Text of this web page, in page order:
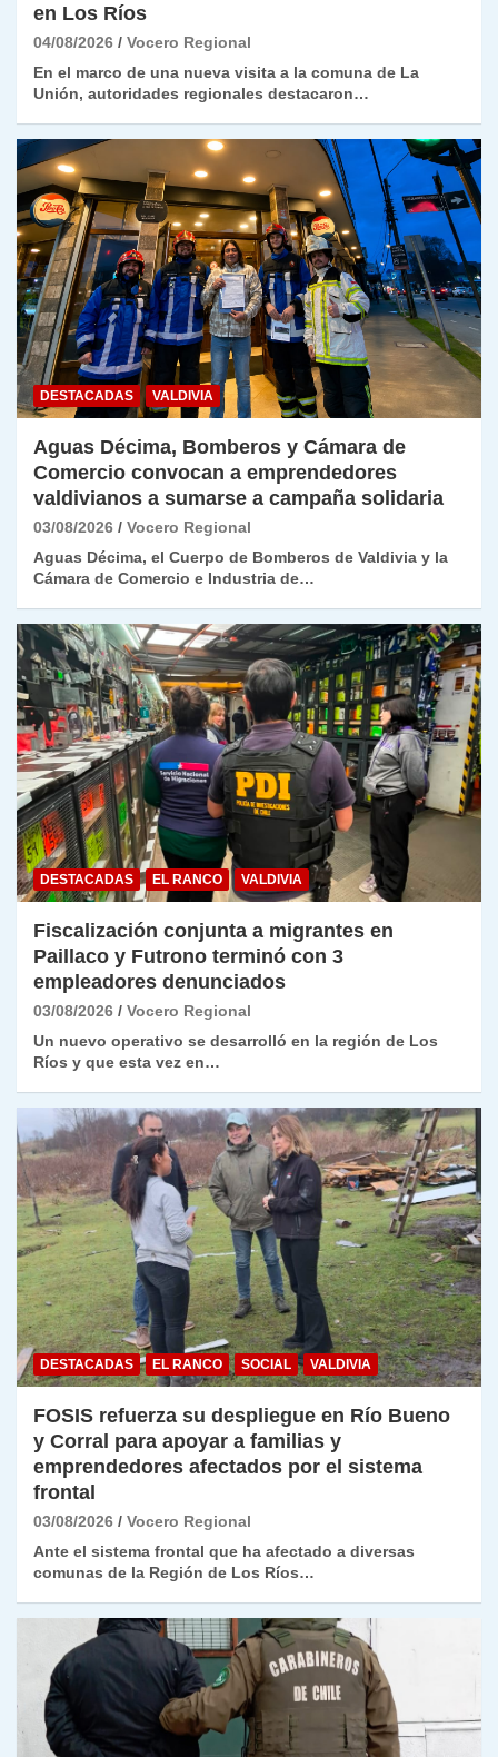
en Los Ríos
04/08/2026
Vocero Regional
En el marco de una nueva visita a la comuna de La
Unión, autoridades regionales destacaron…
DESTACADAS VALDIVIA
Aguas Décima, Bomberos y Cámara de
Comercio convocan a emprendedores
valdivianos a sumarse a campaña solidaria
03/08/2026
Vocero Regional
Aguas Décima, el Cuerpo de Bomberos de Valdivia y la
Cámara de Comercio e Industria de…
DESTACADAS EL RANCO VALDIVIA
Fiscalización conjunta a migrantes en
Paillaco y Futrono terminó con 3
empleadores denunciados
03/08/2026
Vocero Regional
Un nuevo operativo se desarrolló en la región de Los
Ríos y que esta vez en…
DESTACADAS EL RANCO SOCIAL VALDIVIA
FOSIS refuerza su despliegue en Río Bueno
y Corral para apoyar a familias y
emprendedores afectados por el sistema
frontal
03/08/2026
Vocero Regional
Ante el sistema frontal que ha afectado a diversas
comunas de la Región de Los Ríos…